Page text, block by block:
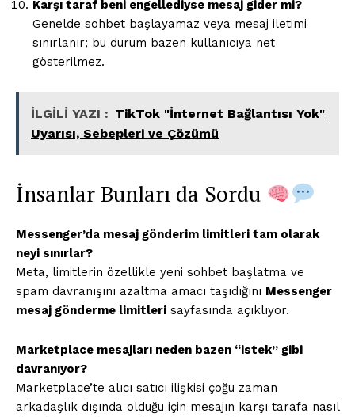
İLETIŞIM
İletişim
İLGİLİ YAZI :
TikTok "İnternet Bağlantısı Yok" Uyarısı,
Sebepleri ve Çözümü
Karşı taraf beni engellediyse mesaj gider mi?
Genelde sohbet başlayamaz veya mesaj iletimi
sınırlanır; bu durum bazen kullanıcıya net
gösterilmez.
İLGİLİ YAZI : TikTok "İnternet Bağlantısı Yok"
Uyarısı, Sebepleri ve Çözümü
İnsanlar Bunları da Sordu
Messenger’da mesaj gönderim limitleri tam olarak
neyi sınırlar?
Meta, limitlerin özellikle yeni sohbet başlatma ve
spam davranışını azaltma amacı taşıdığını Messenger
mesaj gönderme limitleri sayfasında açıklıyor.
Marketplace mesajları neden bazen “istek” gibi
davranıyor?
Marketplace’te alıcı satıcı ilişkisi çoğu zaman
arkadaşlık dışında olduğu için mesajın karşı tarafa nasıl